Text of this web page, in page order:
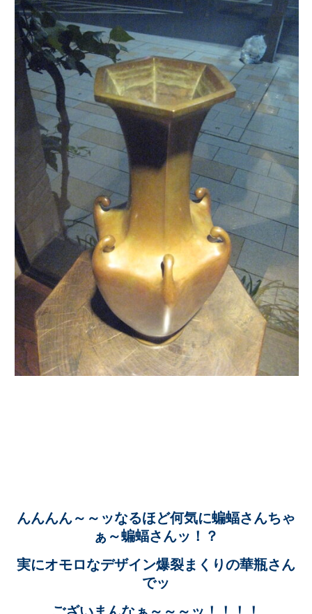
んんんん～～ッなるほど何気に蝙蝠さんちゃ
ぁ～蝙蝠さんッ！？
実にオモロなデザイン爆裂まくりの華瓶さん
でッ